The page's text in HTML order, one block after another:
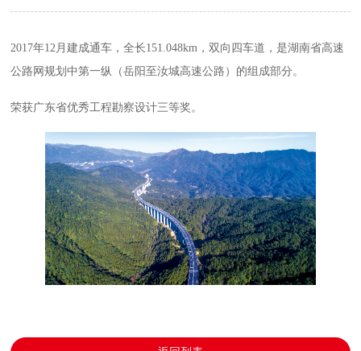
2017年12月建成通车，全长151.048km，双向四车道，是湖南省高速
公路网规划中第一纵（岳阳至汝城高速公路）的组成部分。
荣获广东省优秀工程勘察设计三等奖。